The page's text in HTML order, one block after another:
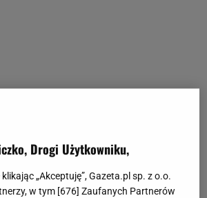
Drogi Użytkowniku,
„Akceptuję”, Gazeta.pl sp. z o.o.
w tym [676] Zaufanych Partnerów